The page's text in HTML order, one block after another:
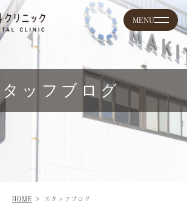
タッフブログ
HOME スタッフブログ